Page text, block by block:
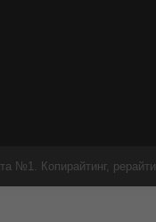
№1. Копирайтинг,